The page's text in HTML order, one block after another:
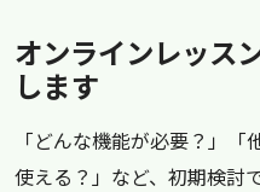
オンラインレッス
します
「どんな機能が必要？」
使える？」など、初期検討